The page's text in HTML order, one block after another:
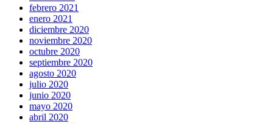
febrero 2021
enero 2021
diciembre 2020
noviembre 2020
octubre 2020
septiembre 2020
agosto 2020
julio 2020
junio 2020
mayo 2020
abril 2020